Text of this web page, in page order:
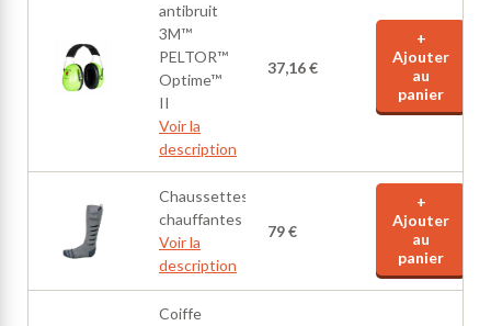
antibruit
3M™
PELTOR™
Optime™
II
Voir la
description
37,16 €
+
Ajouter
au
panier
Chaussettes
chauffantes
Voir la
description
79 €
+
Ajouter
au
panier
Coiffe